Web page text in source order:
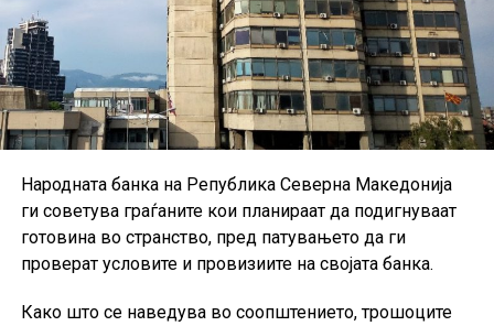
Народната банка на Република Северна Македонија
ги советува граѓаните кои планираат да подигнуваат
готовина во странство, пред патувањето да ги
проверат условите и провизиите на својата банка.
Како што се наведува во соопштението, трошоците